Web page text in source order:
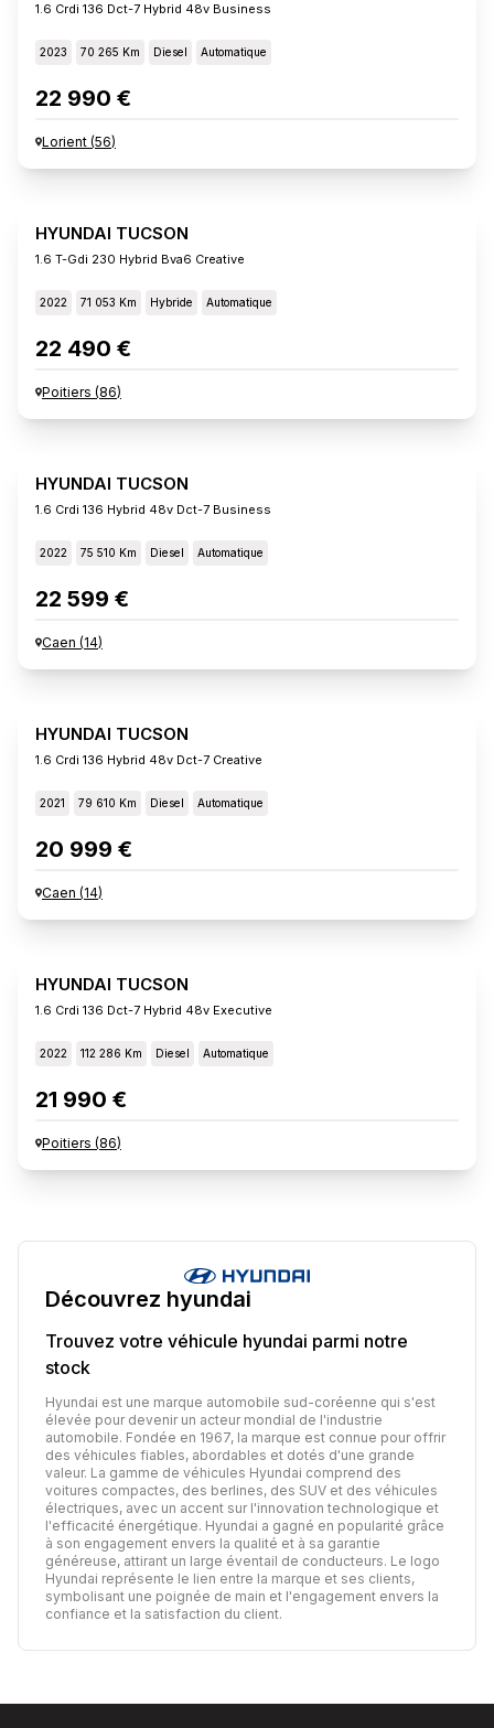
1.6 Crdi 136 Dct-7 Hybrid 48v Business
2023 70 265 Km Diesel Automatique
22 990 €
Lorient (56)
HYUNDAI TUCSON
1.6 T-Gdi 230 Hybrid Bva6 Creative
2022 71 053 Km Hybride Automatique
22 490 €
Poitiers (86)
HYUNDAI TUCSON
1.6 Crdi 136 Hybrid 48v Dct-7 Business
2022 75 510 Km Diesel Automatique
22 599 €
Caen (14)
HYUNDAI TUCSON
1.6 Crdi 136 Hybrid 48v Dct-7 Creative
2021 79 610 Km Diesel Automatique
20 999 €
Caen (14)
HYUNDAI TUCSON
1.6 Crdi 136 Dct-7 Hybrid 48v Executive
2022 112 286 Km Diesel Automatique
21 990 €
Poitiers (86)
Découvrez hyundai
Trouvez votre véhicule hyundai parmi notre
stock
Hyundai est une marque automobile sud-coréenne qui s'est
élevée pour devenir un acteur mondial de l'industrie
automobile. Fondée en 1967, la marque est connue pour offrir
des véhicules fiables, abordables et dotés d'une grande
valeur. La gamme de véhicules Hyundai comprend des
voitures compactes, des berlines, des SUV et des véhicules
électriques, avec un accent sur l'innovation technologique et
l'efficacité énergétique. Hyundai a gagné en popularité grâce
à son engagement envers la qualité et à sa garantie
généreuse, attirant un large éventail de conducteurs. Le logo
Hyundai représente le lien entre la marque et ses clients,
symbolisant une poignée de main et l'engagement envers la
confiance et la satisfaction du client.